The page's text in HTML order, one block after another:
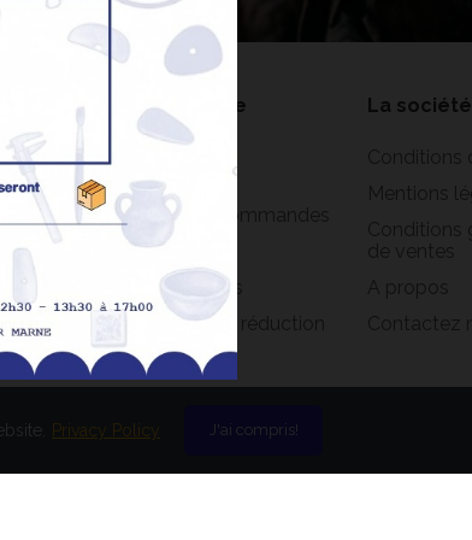
Mon compte
personnelles
Historique commandes
Avoirs
Mes bons de réduction
La société
Privacy Policy J'ai compris!